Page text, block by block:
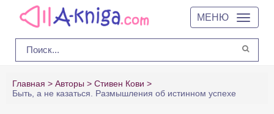
МЕНЮ
Главная Авторы
Стивен Кови
Быть, а не казаться. Размышления об истинном успехе